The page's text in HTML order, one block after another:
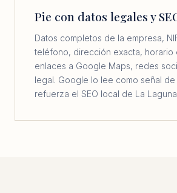
Pie con datos legales y
Datos completos de la empresa,
teléfono, dirección exacta, horario
enlaces a Google Maps, redes
legal. Google lo lee como señal
refuerza el SEO local de La